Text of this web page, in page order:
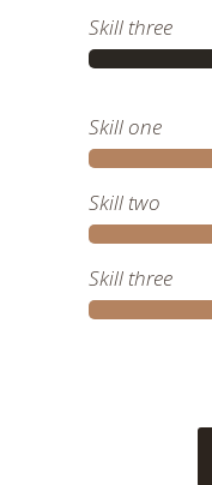
Skill three
Skill one
Skill two
Skill three